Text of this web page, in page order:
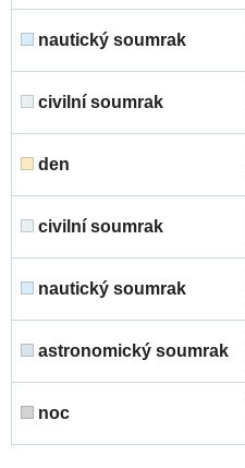
nautický soumrak
civilní soumrak
den
civilní soumrak
nautický soumrak
astronomický soumrak
noc